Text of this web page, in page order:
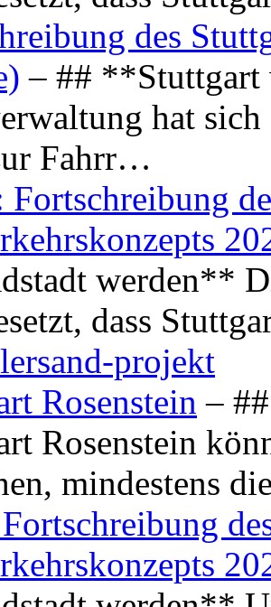
des
– ## **Stuttgart
hat
Fahrr…
Fortschreibung
werden**
dass
projekt
Rosenstein –
Rosenstein
mindestens